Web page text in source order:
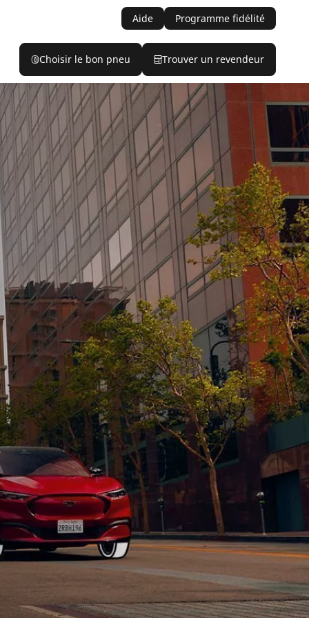
Aide Programme fidélité
Choisir le bon pneu Trouver un revendeur